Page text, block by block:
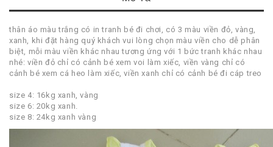
thân áo màu trắng có in tranh bé đi chơi, có 3 màu viền đỏ, vàng,
xanh, khi đặt hàng quý khách vui lòng chọn màu viền cho dễ phân
biệt, mỗi màu viền khác nhau tương ứng với 1 bức tranh khác nhau
nhé: viền đỏ chỉ có cảnh bé xem voi làm xiếc, viền vàng chỉ có
cảnh bé xem cá heo làm xiếc, viền xanh chỉ có cảnh bé đi cáp treo
size 4: 16kg xanh, vàng
size 6: 20kg xanh.
size 8: 24kg xanh vàng